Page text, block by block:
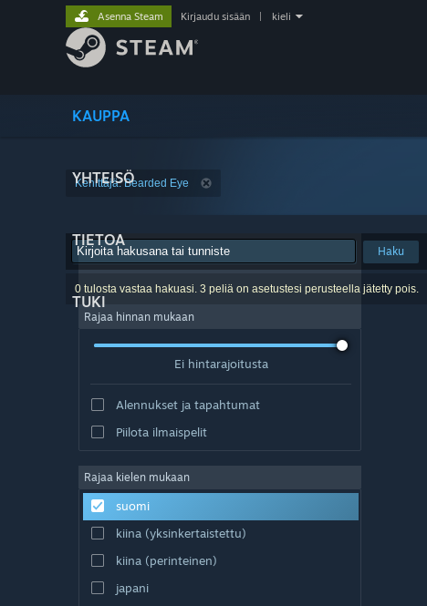
KAUPPA
YHTEISÖ
TIETOA
TUKI
Asenna Steam Kirjaudu sisään kieli
Kehittäjä: Bearded Eye
Haku
0 tulosta vastaa hakuasi. 3 peliä on asetustesi perusteella jätetty pois.
Rajaa hinnan mukaan
Ei hintarajoitusta
Alennukset ja tapahtumat
Piilota ilmaispelit
Rajaa kielen mukaan
suomi
kiina (yksinkertaistettu)
kiina (perinteinen)
japani